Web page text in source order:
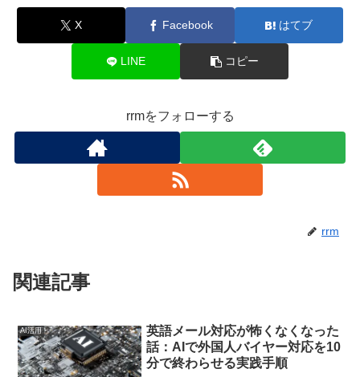
X Facebook はてブ
LINE コピー
rrmをフォローする
rrm
関連記事
AI活用
英語メール対応が怖くなくなった
話：AIで外国人バイヤー対応を10
分で終わらせる実践手順